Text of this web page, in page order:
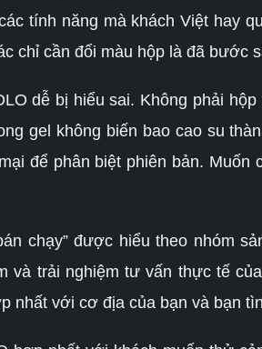
tính năng mà khách Việt hay
chỉ cần đổi màu hộp là đã bước
dễ bị hiểu sai. Không phải
gel không biến bao cao su
để phân biệt phiên bản.
chạy” được hiểu theo nhóm
và trải nghiệm tư vấn thực tế
nhất với cơ địa của bạn và bạn